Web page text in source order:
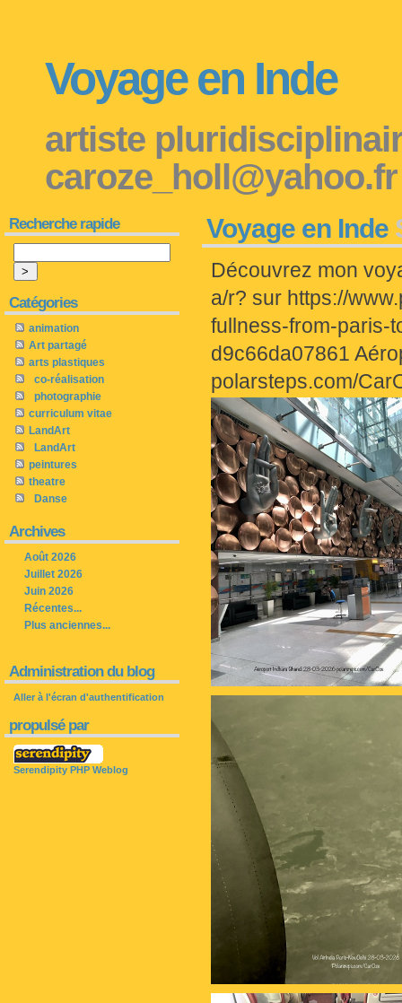
Voyage en Inde
artiste
Voyage en Inde
Découvrez mon
a/r? sur https://
fullness-from-paris-
d9c66da07861
polarsteps.com/
Recherche rapide
Catégories
animation
Art partagé
arts plastiques
co-réalisation
photographie
curriculum vitae
LandArt
LandArt
peintures
theatre
Danse
Archives
Août 2026
Juillet 2026
Juin 2026
Récentes...
Plus anciennes...
Administration du blog
Aller à l'écran d'authentification
propulsé par
Serendipity PHP Weblog